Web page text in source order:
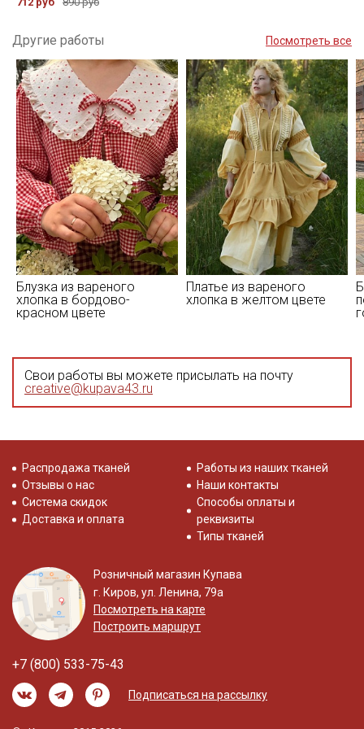
Другие работы Посмотреть все
Блузка из вареного
хлопка в бордово-
красном цвете
Платье из вареного
хлопка в желтом цвете
Свои работы вы можете присылать на почту
creative@kupava43.ru
Распродажа тканей
Отзывы о нас
Система скидок
Доставка и оплата
Работы из наших тканей
Наши контакты
Способы оплаты и
реквизиты
Типы тканей
Розничный магазин Купава
г. Киров, ул. Ленина, 79а
Посмотреть на карте
Построить маршрут
+7 (800) 533-75-43
Подписаться на рассылку